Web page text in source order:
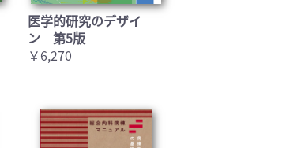
医学的研究のデザイ
ン 第5版
￥6,270